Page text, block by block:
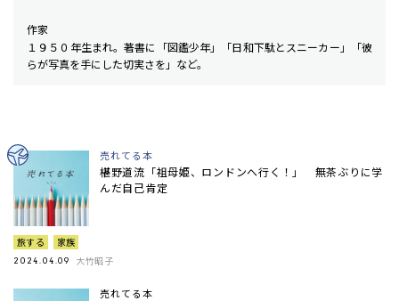
作家
１９５０年生まれ。著書に「図鑑少年」「日和下駄とスニーカー」「彼
らが写真を手にした切実さを」など。
売れてる本
椹野道流「祖母姫、ロンドンへ行く！」 無茶ぶりに学
んだ自己肯定
旅する 家族
2024.04.09 大竹昭子
売れてる本